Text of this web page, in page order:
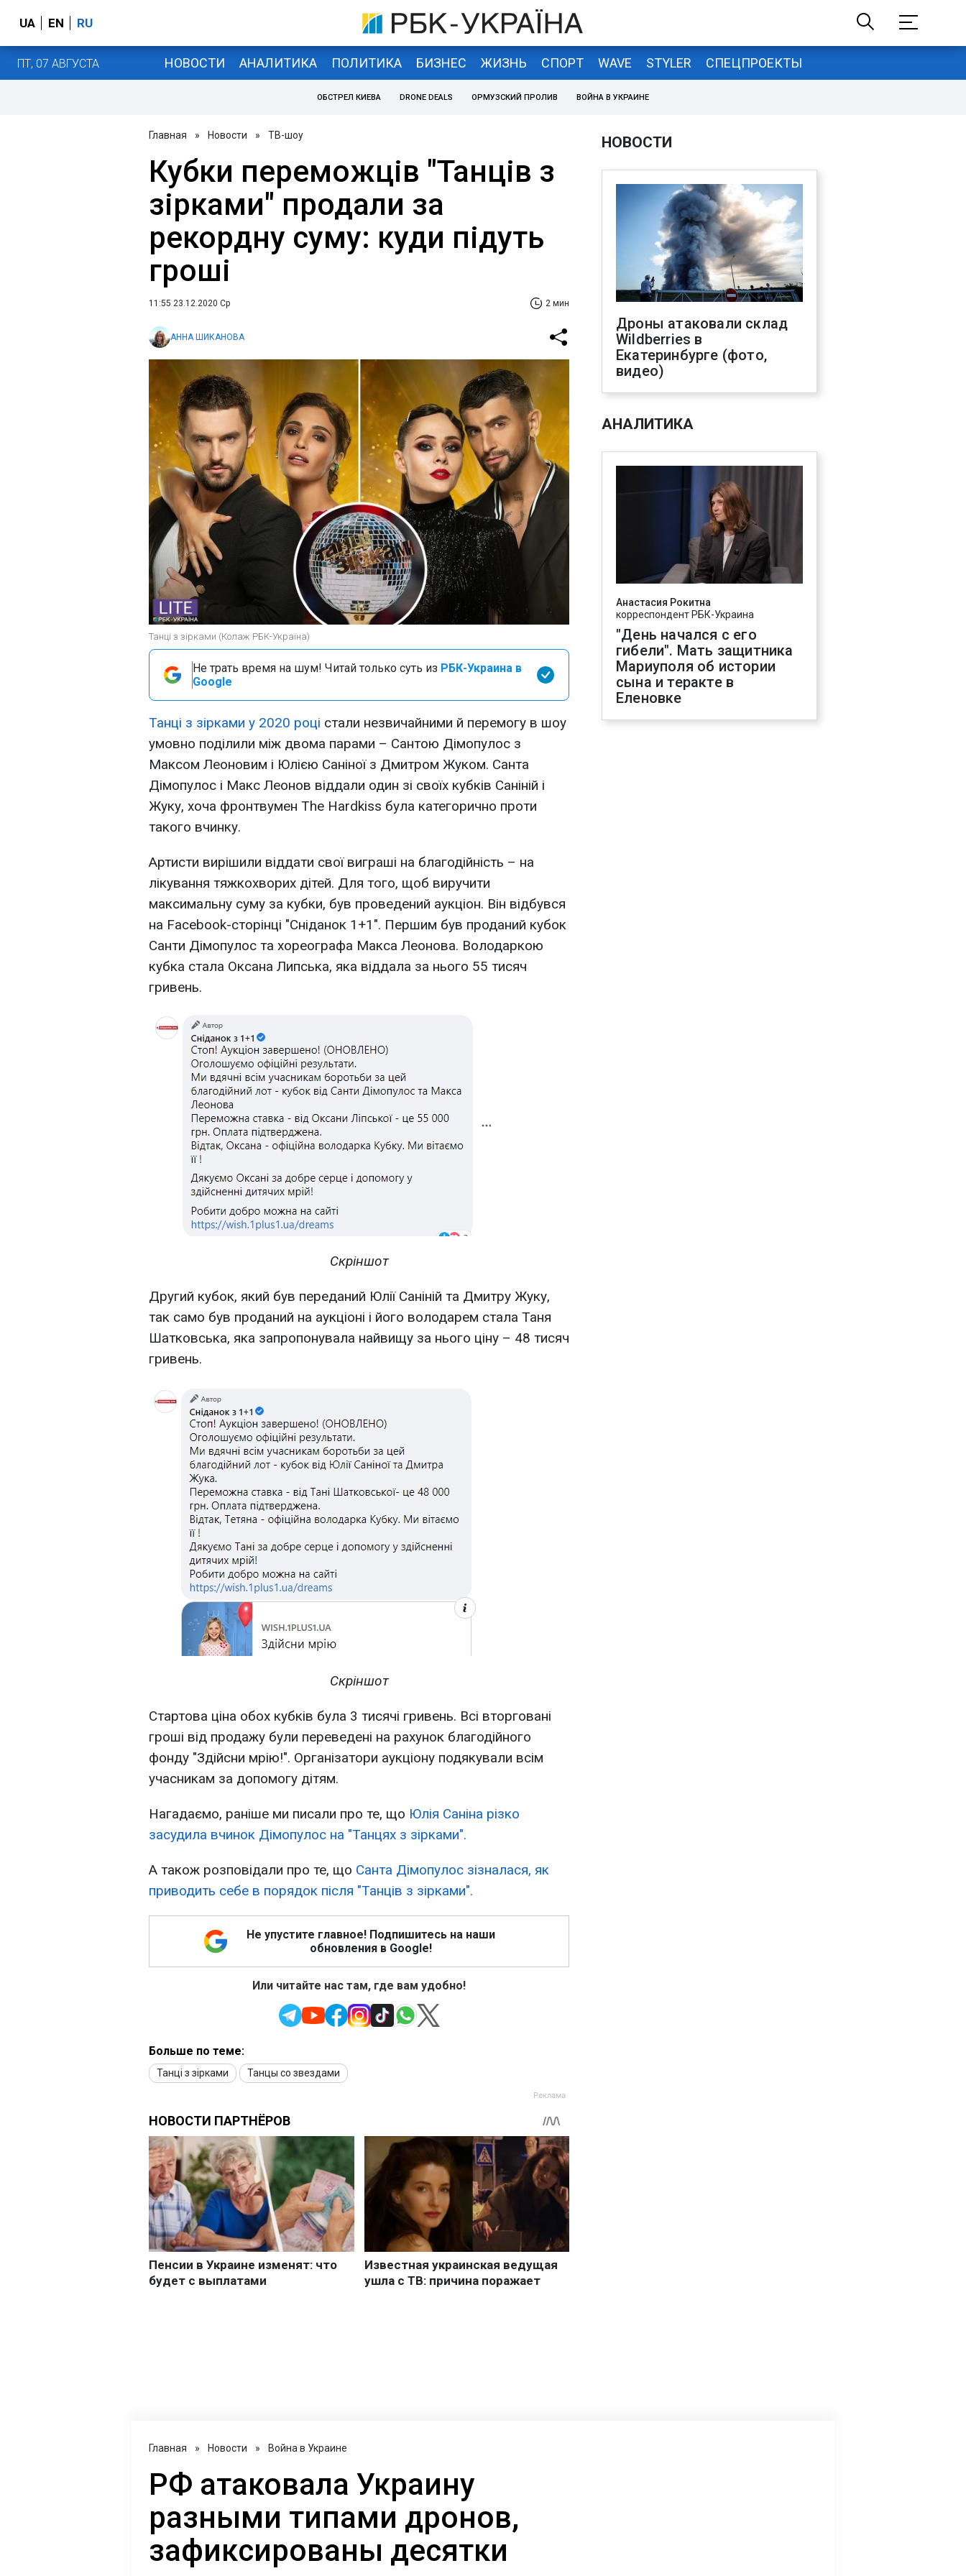
UA EN RU
ПТ, 07 АВГУСТА НОВОСТИ АНАЛИТИКА ПОЛИТИКА БИЗНЕС ЖИЗНЬ СПОРТ WAVE STYLER СПЕЦПРОЕКТЫ
ОБСТРЕЛ КИЕВА DRONE DEALS ОРМУЗСКИЙ ПРОЛИВ ВОЙНА В УКРАИНЕ
Главная » Новости » ТВ-шоу
Кубки переможців "Танців з
зірками" продали за
рекордну суму: куди підуть
гроші
11:55 23.12.2020 Ср 2 мин
АННА ШИКАНОВА
Танці з зірками (Колаж РБК-Україна)
Не трать время на шум! Читай только суть из РБК-Украина в
Google
Танці з зірками у 2020 році стали незвичайними й перемогу в шоу
умовно поділили між двома парами – Сантою Дімопулос з
Максом Леоновим і Юлією Саніної з Дмитром Жуком. Санта
Дімопулос і Макс Леонов віддали один зі своїх кубків Саніній і
Жуку, хоча фронтвумен The Hardkiss була категорично проти
такого вчинку.
Артисти вирішили віддати свої виграші на благодійність – на
лікування тяжкохворих дітей. Для того, щоб виручити
максимальну суму за кубки, був проведений аукціон. Він відбувся
на Facebook-сторінці "Сніданок 1+1". Першим був проданий кубок
Санти Дімопулос та хореографа Макса Леонова. Володаркою
кубка стала Оксана Липська, яка віддала за нього 55 тисяч
гривень.
Скріншот
Другий кубок, який був переданий Юлії Саніній та Дмитру Жуку,
так само був проданий на аукціоні і його володарем стала Таня
Шатковська, яка запропонувала найвищу за нього ціну – 48 тисяч
гривень.
Скріншот
Стартова ціна обох кубків була 3 тисячі гривень. Всі вторговані
гроші від продажу були переведені на рахунок благодійного
фонду "Здійсни мрію!". Організатори аукціону подякували всім
учасникам за допомогу дітям.
Нагадаємо, раніше ми писали про те, що Юлія Саніна різко
засудила вчинок Дімопулос на "Танцях з зірками".
А також розповідали про те, що Санта Дімопулос зізналася, як
приводить себе в порядок після "Танців з зірками".
Не упустите главное! Подпишитесь на наши
обновления в Google!
Или читайте нас там, где вам удобно!
Больше по теме:
Танці з зірками Танцы со звездами
НОВОСТИ
Дроны атаковали склад
Wildberries в
Екатеринбурге (фото,
видео)
АНАЛИТИКА
Анастасия Рокитна
корреспондент РБК-Украина
"День начался с его
гибели". Мать защитника
Мариуполя об истории
сына и теракте в
Еленовке
Главная » Новости » Война в Украине
РФ атаковала Украину
разными типами дронов,
зафиксированы десятки